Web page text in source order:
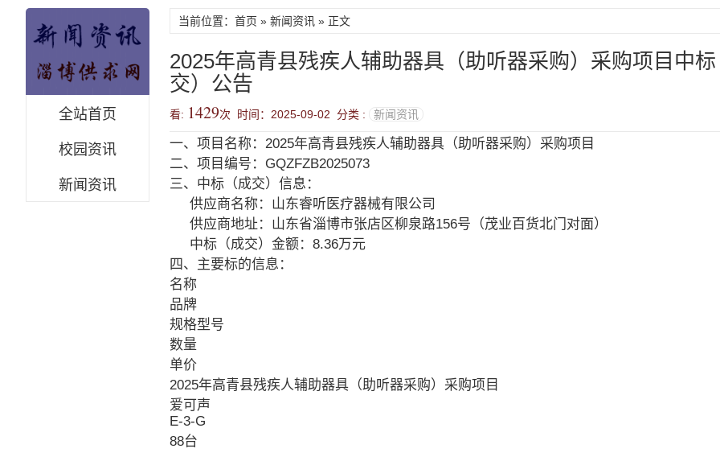
全站首页
校园资讯
新闻资讯
当前位置： 首页 » 新闻资讯 » 正文
2025年高青县残疾人辅助器具（助听器采购）采购项目中
交）公告
看: 1429次 时间：2025-09-02 分类 : 新闻资讯
一、项目名称：2025年高青县残疾人辅助器具（助听器采购）采购项目
二、项目编号：GQZFZB2025073
三、中标（成交）信息：
供应商名称：山东睿听医疗器械有限公司
供应商地址：山东省淄博市张店区柳泉路156号（茂业百货北门对面）
中标（成交）金额：8.36万元
四、主要标的信息：
名称
品牌
规格型号
数量
单价
2025年高青县残疾人辅助器具（助听器采购）采购项目
爱可声
E-3-G
88台